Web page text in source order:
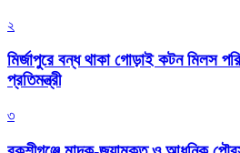
২
মির্জাপুরে বন্ধ থাকা গোড়াই কটন মিলস
প্রতিমন্ত্রী
৩